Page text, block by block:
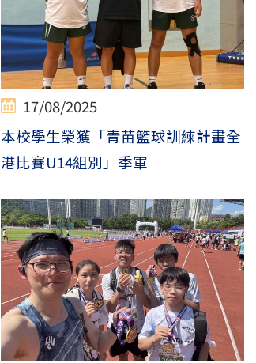
17/08/2025
本校學生榮獲「青苗籃球訓練計畫全
港比賽U14組別」季軍